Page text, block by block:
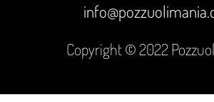
Copyright © 2022